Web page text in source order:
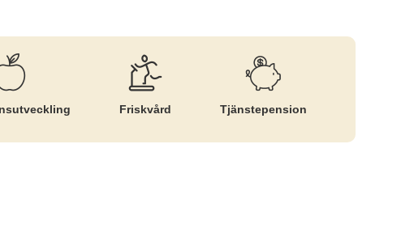
Friskvård Tjänste­pension